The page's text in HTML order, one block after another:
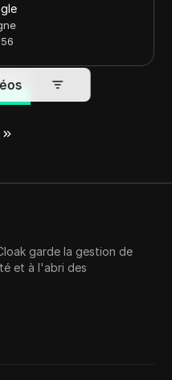
garde la gestion de
et à l'abri des